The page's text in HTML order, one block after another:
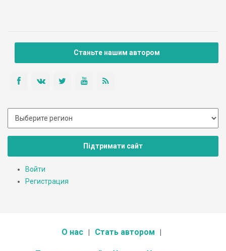
Станьте нашим автором
Підтримати сайт
Войти
Регистрация
О нас Стать автором